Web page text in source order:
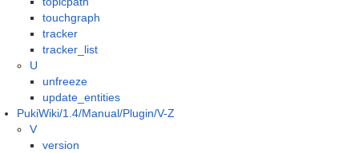
touchgraph
tracker
tracker_list
U
unfreeze
update_entities
PukiWiki/1.4/Manual/Plugin/V-Z
V
version